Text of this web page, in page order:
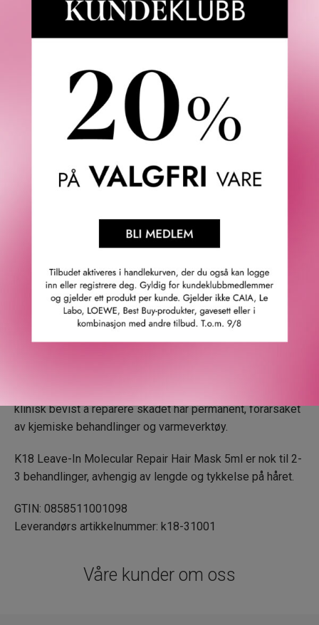
på rent håndkletørt hår. Det er klinisk bevist at produktet
reparerer skadet hår etter kun en 4-minutters behandling.
Dersom håret ditt er veldig slitt anbefaler K18 å bruke
fjerde vask – hensikten med dette er å reparere den
skaden man påfører håret f.eks glattetang, krølltang,
føning og naturlig slitasje.
· Krøller blir mer definerte og flisete tupper og brudd blir
· Håret føles rent, lett og mykt, slik at hver dag føles som
· Gjør håret sterkere slik at det kan vokse lenger enn før og
holder det sunt uansett hvor ofte du ønsker å endre
· K18 motvirker at fargen blir blass ved å lukke hårlagene
og låse fargen inn i håret.
· Flatt, kjedelig hår hører til i fortiden.
klinisk bevist å reparere skadet hår permanent, forårsaket
av kjemiske behandlinger og varmeverktøy.
K18 Leave-In Molecular Repair Hair Mask 5ml er nok til 2-
3 behandlinger, avhengig av lengde og tykkelse på håret.
GTIN: 0858511001098
Leverandørs artikkelnummer: k18-31001
Våre kunder om oss